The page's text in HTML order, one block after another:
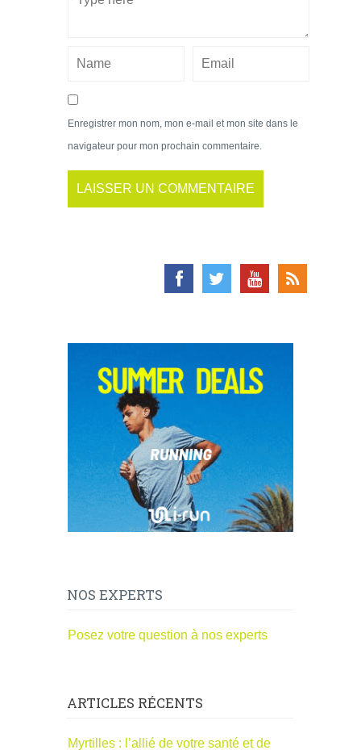
Enregistrer mon nom, mon e-mail et mon site dans le
navigateur pour mon prochain commentaire.
NOS EXPERTS
Posez votre question à nos experts
ARTICLES RÉCENTS
Myrtilles : l’allié de votre santé et de